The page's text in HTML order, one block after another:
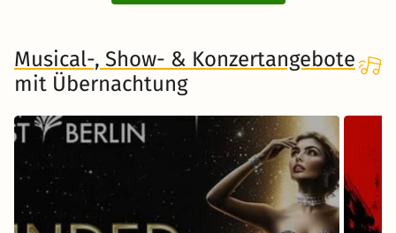
Musical-, Show- & Konzertangebote
mit Übernachtung